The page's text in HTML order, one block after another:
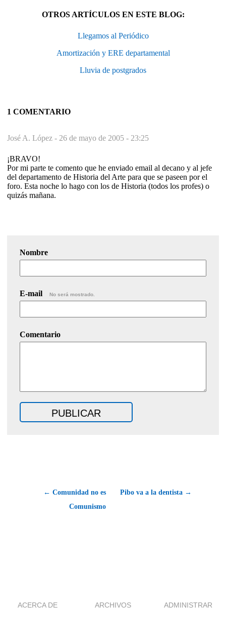
OTROS ARTÍCULOS EN ESTE BLOG:
Llegamos al Periódico
Amortización y ERE departamental
Lluvia de postgrados
1 COMENTARIO
José A. López - 26 de mayo de 2005 - 23:25
¡BRAVO!
Por mi parte te comento que he enviado email al decano y al jefe
del departamento de Historia del Arte para que se paseen por el
foro. Esta noche lo hago con los de Historia (todos los profes) o
quizás mañana.
Nombre
E-mail No será mostrado.
Comentario
← Comunidad no es
Comunismo
Pibo va a la dentista →
ACERCA DE ARCHIVOS ADMINISTRAR